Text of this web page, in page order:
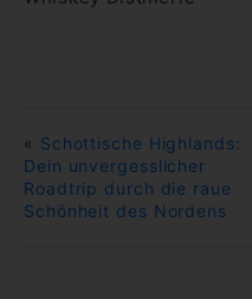
« Schottische Highlands:
Dein unvergesslicher
Roadtrip durch die raue
Schönheit des Nordens